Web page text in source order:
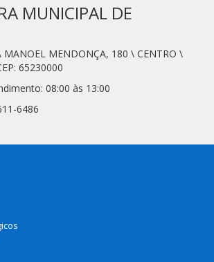
MUNICIPAL DE
MANOEL MENDONÇA, 180 \ CENTRO \
65230000
08:00 às 13:00
6486